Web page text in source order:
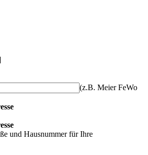
(z.B. Meier FeWo
und Hausnummer für Ihre